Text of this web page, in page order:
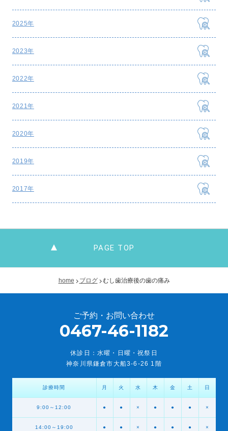
2025年
2023年
2022年
2021年
2020年
2019年
2017年
PAGE TOP
home ブログ むし歯治療後の歯の痛み
ご予約・お問い合わせ
0467-46-1182
休診日：水曜・日曜・祝祭日
神奈川県鎌倉市大船3-6-26 1階
診療時間 月 火 水 木 金 土 日
9:00～12:00 ● ● × ● ● ● ×
14:00～19:00 ● ● × ● ● ● ×